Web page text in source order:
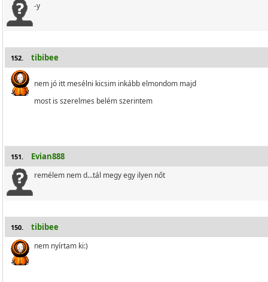
-y
152. tibibee
nem jó itt mesélni kicsim inkább elmondom majd
most is szerelmes belém szerintem
151. Evian888
remélem nem d...tál megy egy ilyen nőt
150. tibibee
nem nyírtam ki:)